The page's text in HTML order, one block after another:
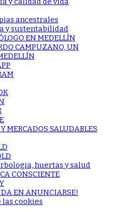
ancestrales
y sustentabilidad
EN MEDELLÍN
CAMPUZANO, UN
MERCADOS SALUDABLES
huertas y salud
CONSCIENTE
EN ANUNCIARSE!
cookies